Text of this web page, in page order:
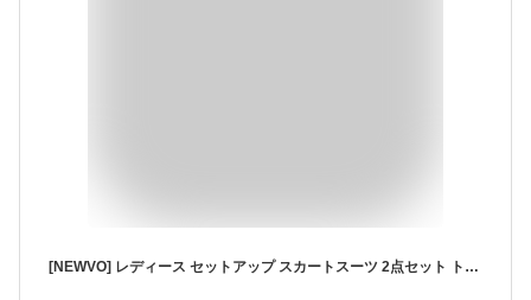
[NEWVO] レディース セットアップ スカートスーツ 2点セット トップス+スカート ゆったり カジュアル 春 秋 20代 30代 40代 50代